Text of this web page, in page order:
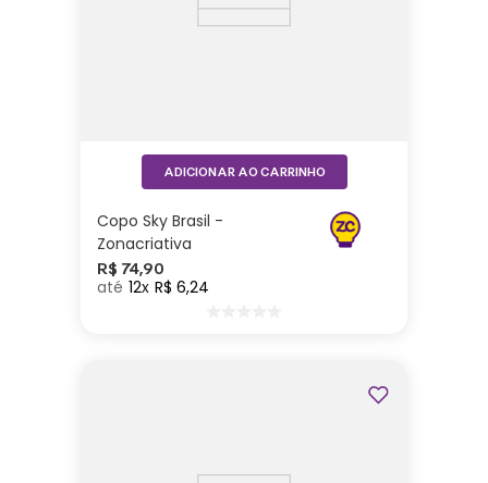
Copo Sky Brasil -
Zonacriativa
R$ 74,90
12 R$ 6,24
ADICIONAR AO CARRINHO